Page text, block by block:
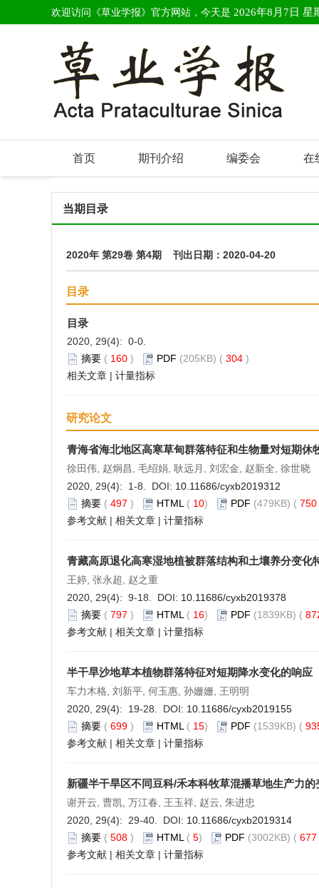
欢迎访问《草业学报》官方网站，今天是 2026年8月7日 星
首页 期刊介绍 编委会 在
当期目录
2020年 第29卷 第4期 刊出日期：2020-04-20
目录
目录
2020, 29(4): 0-0.
摘要 ( 160 ) PDF (205KB) ( 304 )
相关文章 | 计量指标
研究论文
青海省海北地区高寒草甸群落特征和生物量对短期休
徐田伟, 赵炯昌, 毛绍娟, 耿远月, 刘宏金, 赵新全, 徐世晓
2020, 29(4): 1-8. DOI: 10.11686/cyxb2019312
摘要 ( 497 ) HTML ( 10) PDF (479KB) ( 750
参考文献 | 相关文章 | 计量指标
青藏高原退化高寒湿地植被群落结构和土壤养分变化
王婷, 张永超, 赵之重
2020, 29(4): 9-18. DOI: 10.11686/cyxb2019378
摘要 ( 797 ) HTML ( 16) PDF (1839KB) (
参考文献 | 相关文章 | 计量指标
半干旱沙地草本植物群落特征对短期降水变化的响应
车力木格, 刘新平, 何玉惠, 孙姗姗, 王明明
2020, 29(4): 19-28. DOI: 10.11686/cyxb2019155
摘要 ( 699 ) HTML ( 15) PDF (1539KB) (
参考文献 | 相关文章 | 计量指标
新疆半干旱区不同豆科/禾本科牧草混播草地生产力的
谢开云, 曹凯, 万江春, 王玉祥, 赵云, 朱进忠
2020, 29(4): 29-40. DOI: 10.11686/cyxb2019314
摘要 ( 508 ) HTML ( 5) PDF (3002KB) ( 677
参考文献 | 相关文章 | 计量指标